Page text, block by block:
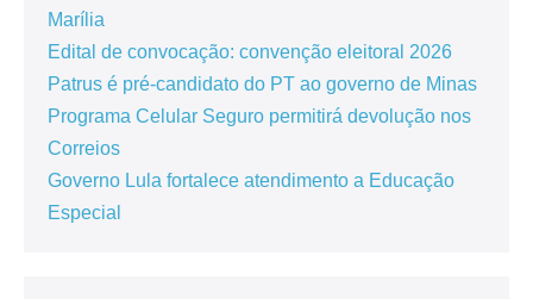
Marília
Edital de convocação: convenção eleitoral 2026
Patrus é pré-candidato do PT ao governo de Minas
Programa Celular Seguro permitirá devolução nos
Correios
Governo Lula fortalece atendimento a Educação
Especial